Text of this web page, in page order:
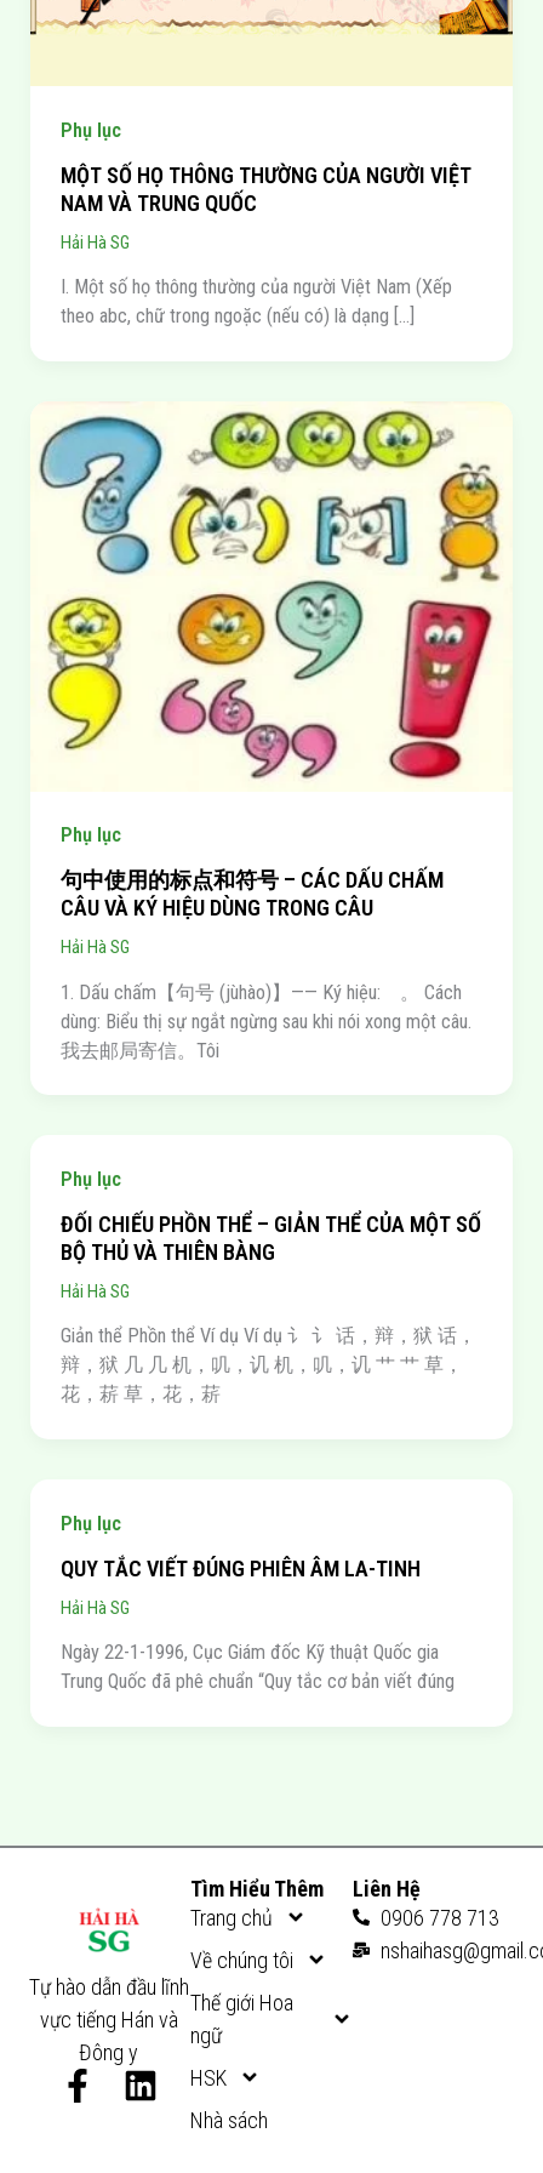
Phụ lục
MỘT SỐ HỌ THÔNG THƯỜNG CỦA NGƯỜI VIỆT
NAM VÀ TRUNG QUỐC
Hải Hà SG
I. Một số họ thông thường của người Việt Nam (Xếp
theo abc, chữ trong ngoặc (nếu có) là dạng […]
Phụ lục
句中使用的标点和符号 – CÁC DẤU CHẤM
CÂU VÀ KÝ HIỆU DÙNG TRONG CÂU
Hải Hà SG
1. Dấu chấm【句号 (jùhào)】—— Ký hiệu: 。 Cách
dùng: Biểu thị sự ngắt ngừng sau khi nói xong một câu.
我去邮局寄信。Tôi
Phụ lục
ĐỐI CHIẾU PHỒN THỂ – GIẢN THỂ CỦA MỘT SỐ
BỘ THỦ VÀ THIÊN BÀNG
Hải Hà SG
Giản thể Phồn thể Ví dụ Ví dụ 讠 讠 话，辩，狱 话，
辩，狱 几 几 机，叽，讥 机，叽，讥 艹 艹 草，
花，菥 草，花，菥
Phụ lục
QUY TẮC VIẾT ĐÚNG PHIÊN ÂM LA-TINH
Hải Hà SG
Ngày 22-1-1996, Cục Giám đốc Kỹ thuật Quốc gia
Trung Quốc đã phê chuẩn “Quy tắc cơ bản viết đúng
Tự hào dẫn đầu lĩnh
vực tiếng Hán và
Đông y
F
L
Tìm Hiểu Thêm
Trang chủ
Về chúng tôi
Thế giới Hoa
ngữ
HSK
Nhà sách
Liên Hệ
0906 778 713